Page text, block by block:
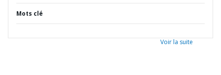
Mots clé
Voir la suite